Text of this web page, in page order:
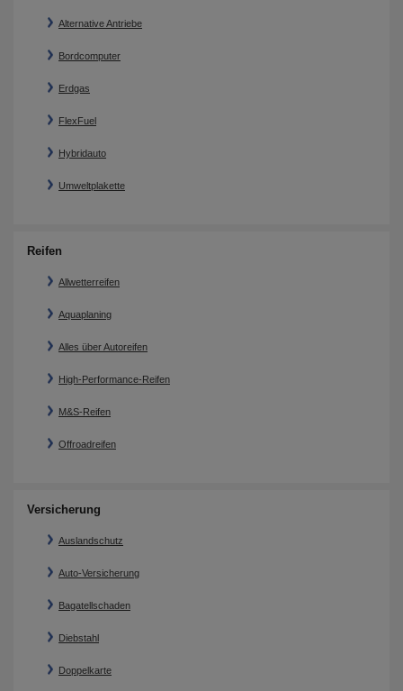
Alternative Antriebe
Bordcomputer
Erdgas
FlexFuel
Hybridauto
Umweltplakette
Reifen
Allwetterreifen
Aquaplaning
Alles über Autoreifen
High-Performance-Reifen
M&S-Reifen
Offroadreifen
Versicherung
Auslandschutz
Auto-Versicherung
Bagatellschaden
Diebstahl
Doppelkarte